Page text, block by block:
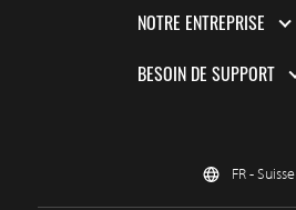
NOTRE ENTREPRISE
BESOIN DE SUPPORT
FR - Suisse